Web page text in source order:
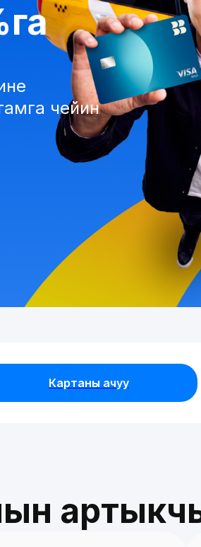
чейин
Картаны ачуу